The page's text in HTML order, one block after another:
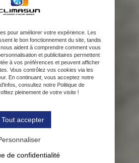
pour améliorer votre expérience. Les
le bon fonctionnement du site, tandis
aident à comprendre comment vous
et publicitaires permettent
à vos préférences et peuvent afficher
Vous contrôlez vos cookies via les
En continuant, vous acceptez notre
consultez notre Politique de
pleinement de votre visite !
Tout accepter
de confidentialité